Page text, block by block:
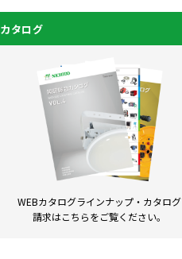
カタログ
WEBカタログラインナップ・ カタログ
請求はこちらをご覧ください。